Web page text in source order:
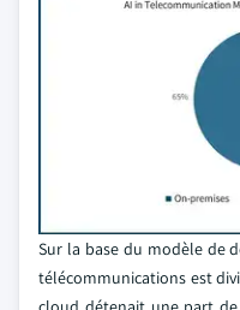
Sur la base du modèle de
télécommunications est